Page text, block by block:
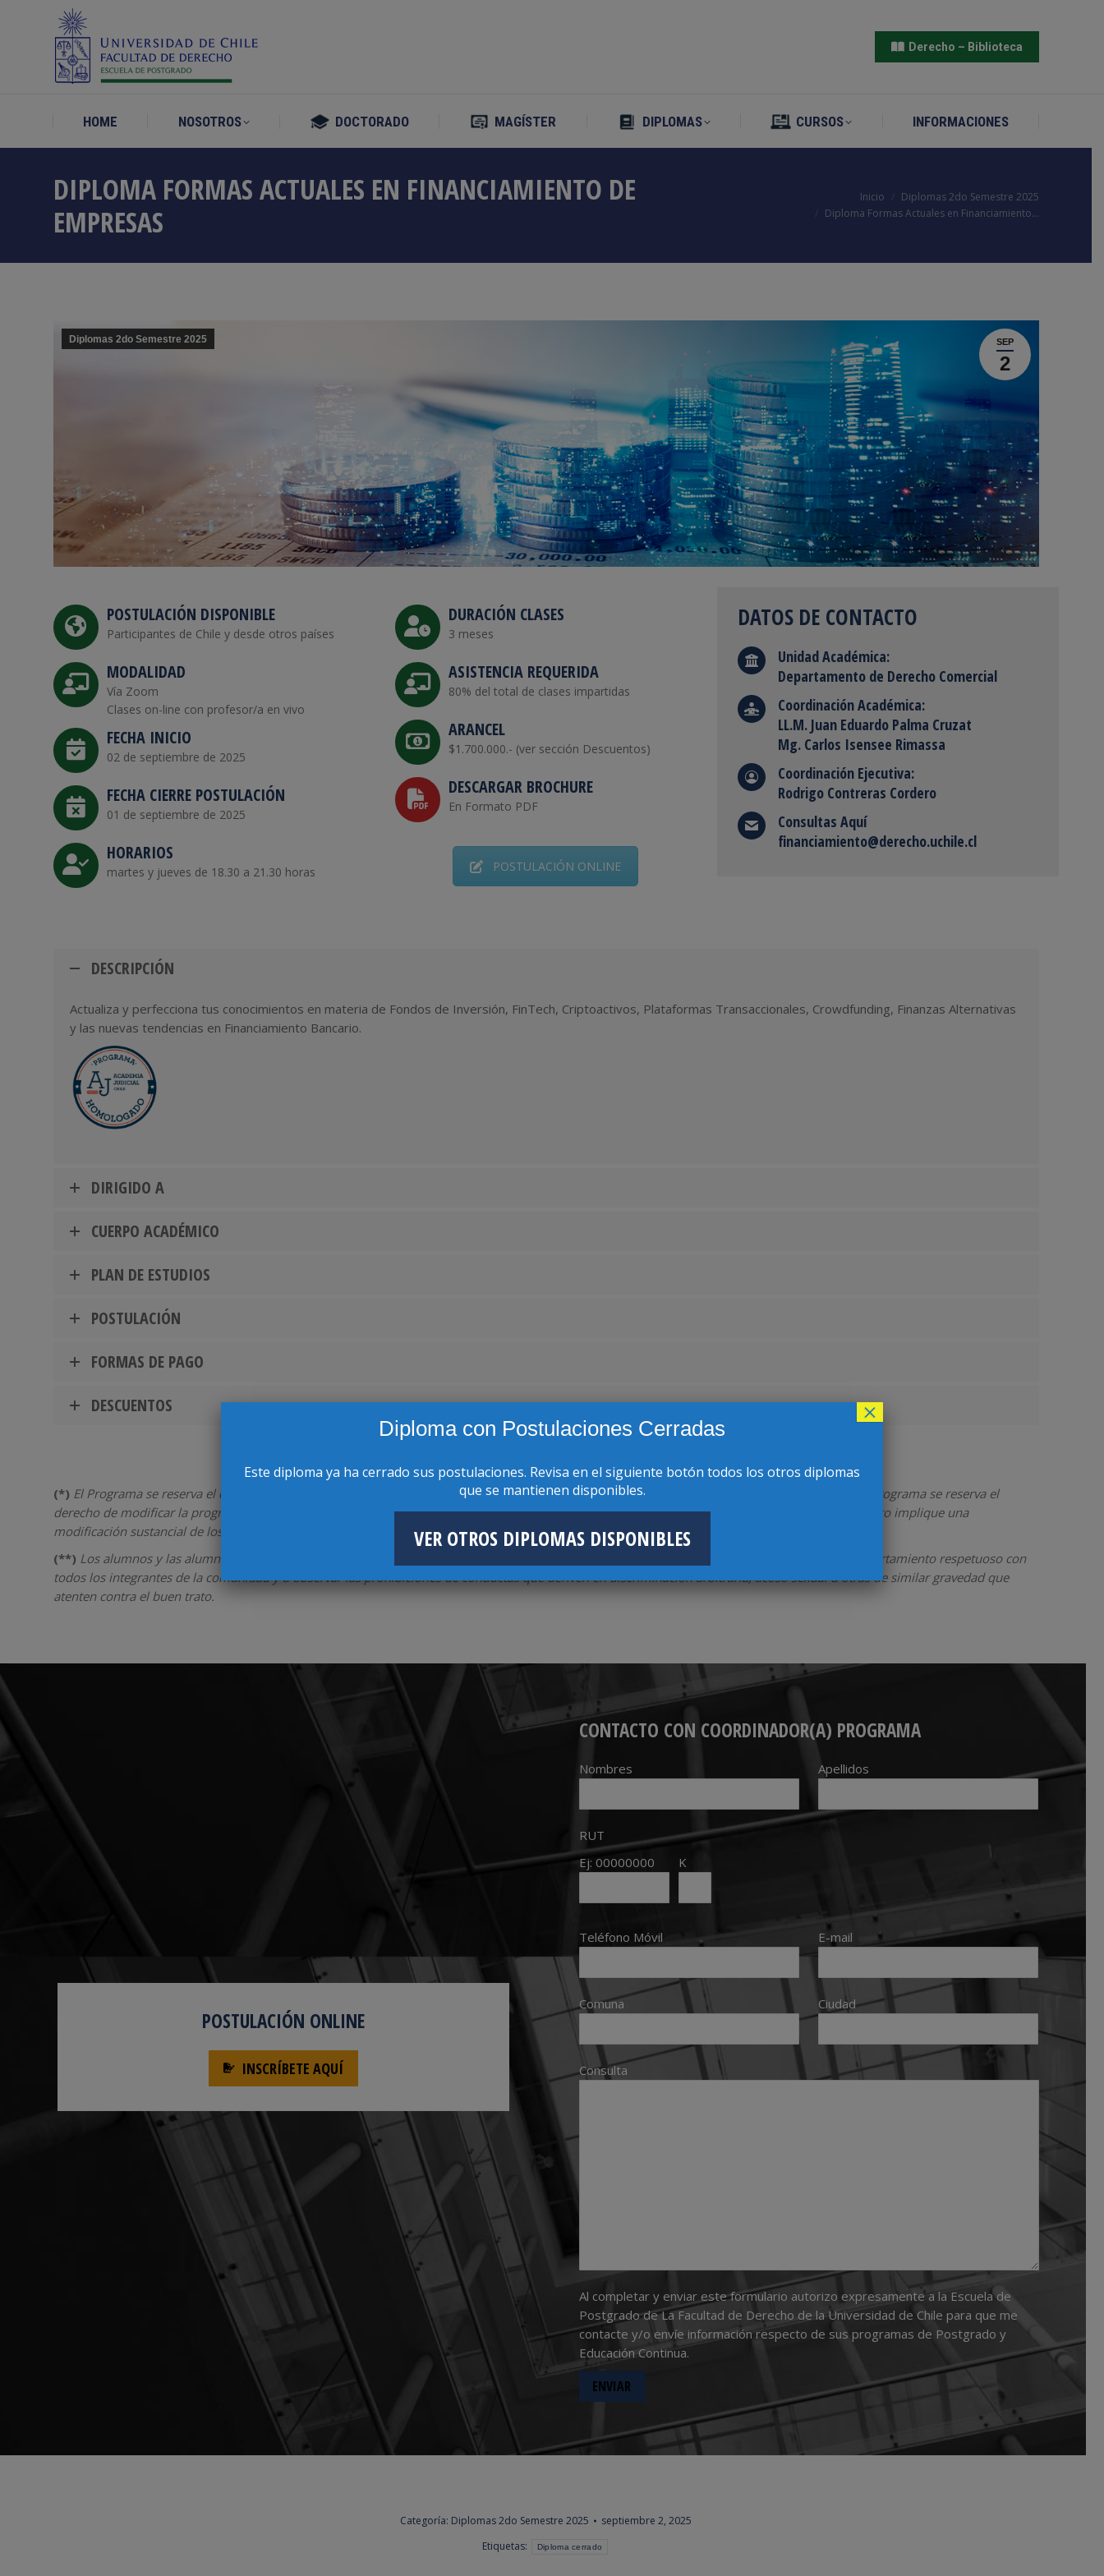
Derecho – Biblioteca
HOME NOSOTROS DOCTORADO MAGÍSTER DIPLOMAS CURSOS INFORMACIONES
DIPLOMA FORMAS ACTUALES EN FINANCIAMIENTO DE
EMPRESAS
Inicio
Diplomas 2do Semestre 2025
Diploma Formas Actuales en Financiamiento…
SEP
2
Diplomas 2do Semestre 2025
POSTULACIÓN DISPONIBLE
Participantes de Chile y desde otros países
MODALIDAD
Vía Zoom
Clases on-line con profesor/a en vivo
FECHA INICIO
02 de septiembre de 2025
FECHA CIERRE POSTULACIÓN
01 de septiembre de 2025
HORARIOS
martes y jueves de 18.30 a 21.30 horas
DURACIÓN CLASES
3 meses
ASISTENCIA REQUERIDA
80% del total de clases impartidas
ARANCEL
$1.700.000.- (ver sección Descuentos)
DESCARGAR BROCHURE
En Formato PDF
POSTULACIÓN ONLINE
DATOS DE CONTACTO
Unidad Académica:
Departamento de Derecho Comercial
Coordinación Académica:
LL.M. Juan Eduardo Palma Cruzat
Mg. Carlos Isensee Rimassa
Coordinación Ejecutiva:
Rodrigo Contreras Cordero
Consultas Aquí
financiamiento@derecho.uchile.cl
DESCRIPCIÓN
Actualiza y perfecciona tus conocimientos en materia de Fondos de Inversión, FinTech, Criptoactivos, Plataformas Transaccionales, Crowdfunding, Finanzas Alternativas
y las nuevas tendencias en Financiamiento Bancario.
DIRIGIDO A
CUERPO ACADÉMICO
PLAN DE ESTUDIOS
POSTULACIÓN
FORMAS DE PAGO
DESCUENTOS
(*) El Programa se reserva el derecho de suspender la realización del Diploma, si no cuenta con el mínimo de alumnos requeridos. Asimismo, el Programa se reserva el
derecho de modificar la programación académica así como el cuerpo docente del Diploma dando previo aviso a las y los participantes y sin que esto implique una
modificación sustancial de los contenidos ofertados.
(**) Los alumnos y las alumnas se comprometen a respetar los principios orientadores que guían a la Universidad de Chile, a mantener un comportamiento respetuoso con
todos los integrantes de la comunidad y a observar las prohibiciones de conductas que deriven en discriminación arbitraria, acoso sexual u otras de similar gravedad que
atenten contra el buen trato.
POSTULACIÓN ONLINE
INSCRÍBETE AQUÍ
CONTACTO CON COORDINADOR(A) PROGRAMA
Nombres Apellidos
RUT
Ej: 00000000
K
Teléfono Móvil E-mail
Comuna Ciudad
Consulta
Al completar y enviar este formulario autorizo expresamente a la Escuela de
Postgrado de La Facultad de Derecho de la Universidad de Chile para que me
contacte y/o envíe información respecto de sus programas de Postgrado y
Educación Continua.
Categoría: Diplomas 2do Semestre 2025
septiembre 2, 2025
Etiquetas:
Diploma cerrado
Diploma con Postulaciones Cerradas
Este diploma ya ha cerrado sus postulaciones. Revisa en el siguiente botón todos los otros diplomas
que se mantienen disponibles.
VER OTROS DIPLOMAS DISPONIBLES
×
HOME INFORMACIONES